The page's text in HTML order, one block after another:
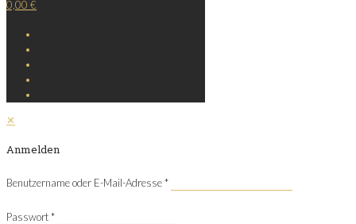
0,00 €
✕
Anmelden
Benutzername oder E-Mail-Adresse*
Passwort*